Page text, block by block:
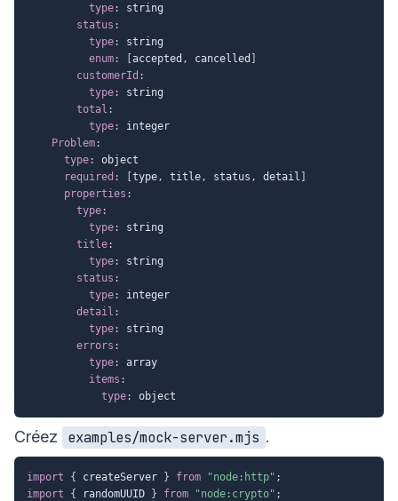
type:
string
status :
type:
string
enum: accepted , cancelled
customerId :
type:
string
total :
type:
integer
Problem:
type:
object
required : type, title, status , detail
properties :
type:
type:
string
title:
type:
string
status :
type:
integer
detail :
type:
string
errors :
type:
array
items :
type:
Créez examples/mock-server.mjs .
import { createServer } from "node:http" ;
import
{ randomUUID } from "node:crypto" ;